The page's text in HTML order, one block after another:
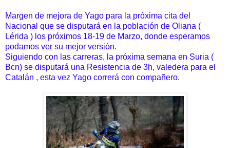
Margen de mejora de Yago para la próxima cita del
Nacional que se disputará en la población de Oliana (
Lérida ) los próximos 18-19 de Marzo, donde esperamos
podamos ver su mejor versión.
Siguiendo con las carreras, la próxima semana en Suria (
Bcn) se disputará una Resistencia de 3h, valedera para el
Catalán , esta vez Yago correrá con compañero.